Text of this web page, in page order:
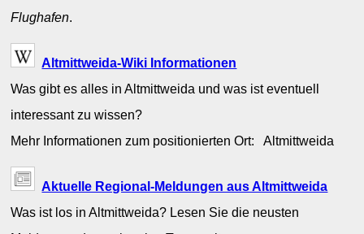
Flughafen.
Altmittweida-Wiki Informationen
Was gibt es alles in Altmittweida und was ist eventuell
interessant zu wissen?
Mehr Informationen zum positionierten Ort: Altmittweida
Aktuelle Regional-Meldungen aus Altmittweida
Was ist los in Altmittweida? Lesen Sie die neusten